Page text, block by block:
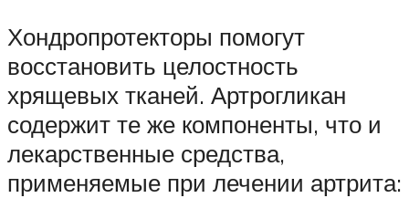
Хондропротекторы помогут
восстановить целостность
хрящевых тканей. Артрогликан
содержит те же компоненты, что и
лекарственные средства,
применяемые при лечении артрита: